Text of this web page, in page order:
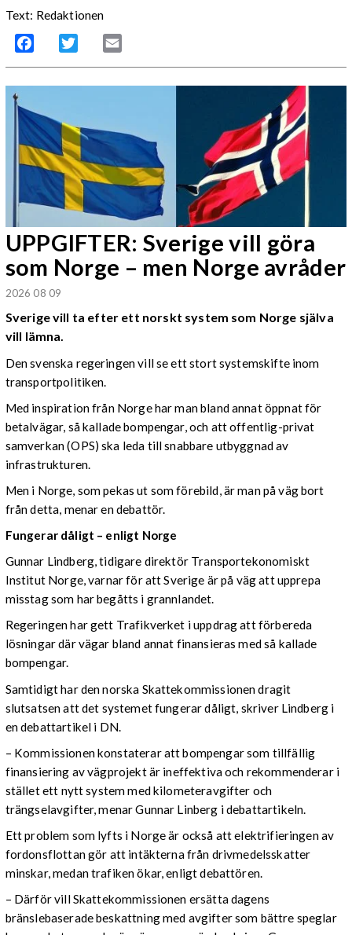
Text: Redaktionen
Facebook Twitter
UPPGIFTER: Sverige vill göra
som Norge – men Norge avråder
2026 08 09
Sverige vill ta efter ett norskt system som Norge själva
vill lämna.
Den svenska regeringen vill se ett stort systemskifte inom
transportpolitiken.
Med inspiration från Norge har man bland annat öppnat för
betalvägar, så kallade bompengar, och att offentlig-privat
samverkan (OPS) ska leda till snabbare utbyggnad av
infrastrukturen.
Men i Norge, som pekas ut som förebild, är man på väg bort
från detta, menar en debattör.
Fungerar dåligt – enligt Norge
Gunnar Lindberg, tidigare direktör Transportekonomiskt
Institut Norge, varnar för att Sverige är på väg att upprepa
misstag som har begåtts i grannlandet.
Regeringen har gett Trafikverket i uppdrag att förbereda
lösningar där vägar bland annat finansieras med så kallade
bompengar.
Samtidigt har den norska Skattekommissionen dragit
slutsatsen att det systemet fungerar dåligt, skriver Lindberg i
en debattartikel i DN.
– Kommissionen konstaterar att bompengar som tillfällig
finansiering av vägprojekt är ineffektiva och rekommenderar i
stället ett nytt system med kilometeravgifter och
trängselavgifter, menar Gunnar Linberg i debattartikeln.
Ett problem som lyfts i Norge är också att elektrifieringen av
fordonsflottan gör att intäkterna från drivmedelsskatter
minskar, medan trafiken ökar, enligt debattören.
– Därför vill Skattekommissionen ersätta dagens
bränslebaserade beskattning med avgifter som bättre speglar